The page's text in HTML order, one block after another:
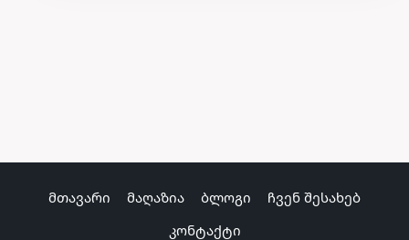
მთავარი მაღაზია ბლოგი
ჩვენ შესახებ
კონტაქტი